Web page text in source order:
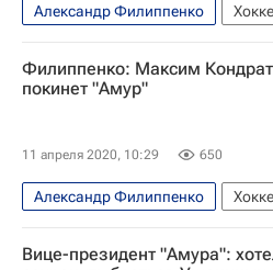
Александр Филиппенко
Александр Горшков (хоккей)
Амур
Филиппенко: Максим
покинет "Амур"
11 апреля 2020, 10:29 650
Александр Филиппенко
КХЛ 2025-2026
Амур
Вице-президент "Амура":